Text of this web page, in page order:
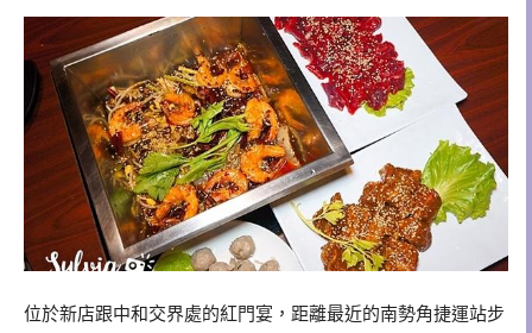
位於新店跟中和交界處的紅門宴，距離最近的南勢角捷運站步